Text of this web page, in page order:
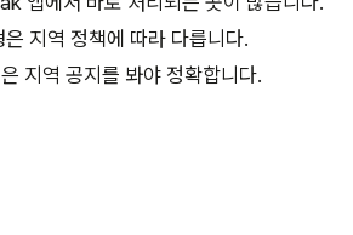
지역 정책에 따라 다릅니다.
지역 공지를 봐야 정확합니다.